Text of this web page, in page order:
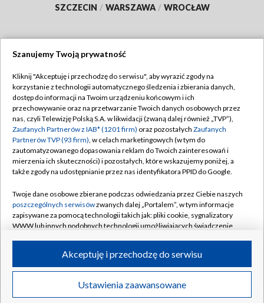
SZCZECIN / WARSZAWA / WROCŁAW
TVP
Abonament TVP
Emisja w TVP
Centrum informacji TVP
Naziemna Telewizja Cyfrowa
Rada Programowa
System NOS
Informacje o nadawcy
Program dla prasy
Ogłoszenie przetargowe
Regulamin TVP
Polityka prywatności
Moje zgody
Pomoc
Kontakt
Kanały
©2026 Telewizja Polska S.A. w likwidacji
Szanujemy Twoją prywatność
Kliknij "Akceptuję i przechodzę do serwisu", aby wyrazić zgody na
korzystanie z technologii automatycznego śledzenia i zbierania danych,
dostęp do informacji na Twoim urządzeniu końcowym i ich
przechowywanie oraz na przetwarzanie Twoich danych osobowych przez
nas, czyli Telewizję Polską S.A. w likwidacji (zwaną dalej również „TVP”),
Zaufanych Partnerów z IAB* (1201 firm) oraz pozostałych Zaufanych
Partnerów TVP (93 firm), w celach marketingowych (w tym do
zautomatyzowanego dopasowania reklam do Twoich zainteresowań i
mierzenia ich skuteczności) i pozostałych, które wskazujemy poniżej, a
także zgody na udostępnianie przez nas identyfikatora PPID do Google.
Twoje dane osobowe zbierane podczas odwiedzania przez Ciebie naszych
poszczególnych serwisówzwanych dalej „Portalem”, w tym informacje
zapisywane za pomocą technologii takich jak: pliki cookie, sygnalizatory
WWW lub innych podobnych technologii umożliwiających świadczenie
ruchu w Internecie.
Twoje dane osobowe zbierane podczas odwiedzania przez Ciebie
poszczególnych serwisówna Portalu, takie jak adresy IP, identyfikatory
Ustawienia zaawansowane
Akceptuję i przechodzę do serwisu